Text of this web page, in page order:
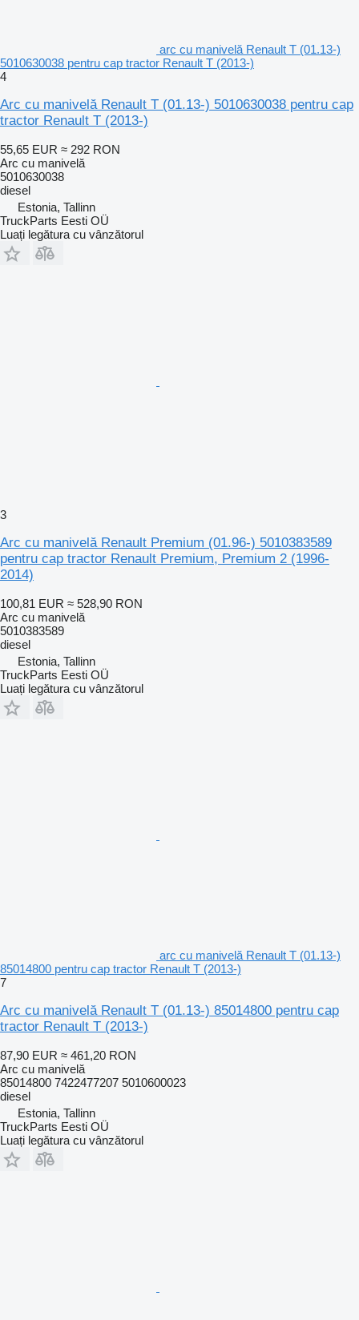
arc cu manivelă Renault T (01.13-)
5010630038 pentru cap tractor Renault T (2013-)
4
Arc cu manivelă Renault T (01.13-) 5010630038 pentru cap
tractor Renault T (2013-)
55,65 EUR ≈ 292 RON
Arc cu manivelă
5010630038
diesel
Estonia, Tallinn
TruckParts Eesti OÜ
Luați legătura cu vânzătorul
3
Arc cu manivelă Renault Premium (01.96-) 5010383589
pentru cap tractor Renault Premium, Premium 2 (1996-
2014)
100,81 EUR ≈ 528,90 RON
Arc cu manivelă
5010383589
diesel
Estonia, Tallinn
TruckParts Eesti OÜ
Luați legătura cu vânzătorul
arc cu manivelă Renault T (01.13-)
85014800 pentru cap tractor Renault T (2013-)
7
Arc cu manivelă Renault T (01.13-) 85014800 pentru cap
tractor Renault T (2013-)
87,90 EUR ≈ 461,20 RON
Arc cu manivelă
85014800 7422477207 5010600023
diesel
Estonia, Tallinn
TruckParts Eesti OÜ
Luați legătura cu vânzătorul